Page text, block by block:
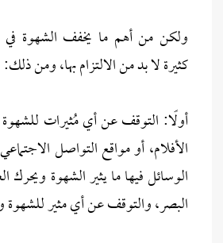
ولكن من أهم ما يخفف الشهوة في
كثيرة لا بد من الالتزام بها، ومن ذلك:
أولًا: التوقف عن أي مُثيرات
الأفلام، أو مواقع التواصل
الوسائل فيها ما يثير الشهوة
البصر، والتوقف عن أي مثير للشهوة